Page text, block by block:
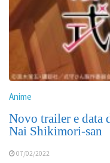
Anime
Novo trailer e data
Nai Shikimori-san
07/02/2022